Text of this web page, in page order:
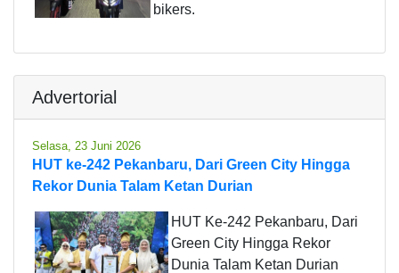
bikers.
Advertorial
Selasa, 23 Juni 2026
HUT ke-242 Pekanbaru, Dari Green City Hingga
Rekor Dunia Talam Ketan Durian
HUT Ke-242 Pekanbaru, Dari
Green City Hingga Rekor
Dunia Talam Ketan Durian